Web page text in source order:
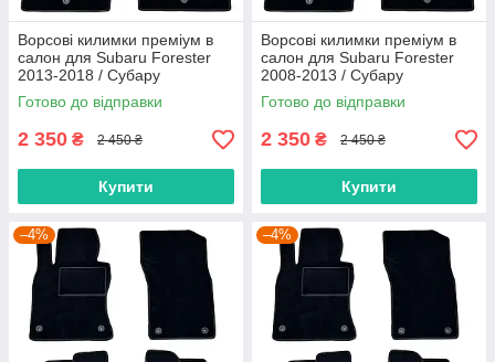
Ворсові килимки преміум в
салон для Subaru Forester
2013-2018 / Субару
Форестер килимки
Готово до відправки
2 350 ₴ 2 450 ₴
Купити
Ворсові килимки преміум в
салон для Subaru Forester
2008-2013 / Субару
Форестер килимки
Готово до відправки
2 350 ₴ 2 450 ₴
Купити
–4% –4%